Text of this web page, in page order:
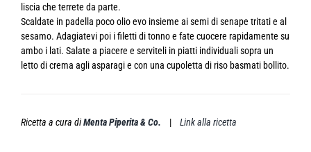
liscia che terrete da parte.
Scaldate in padella poco olio evo insieme ai semi di senape tritati e al
sesamo. Adagiatevi poi i filetti di tonno e fate cuocere rapidamente su
ambo i lati. Salate a piacere e serviteli in piatti individuali sopra un
letto di crema agli asparagi e con una cupoletta di riso basmati bollito.
Ricetta a cura diMenta Piperita & Co. | Link alla ricetta